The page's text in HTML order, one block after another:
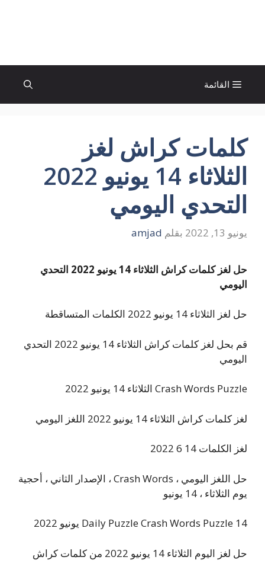
القائمة
كلمات كراش لغز
الثلاثاء 14 يونيو 2022
التحدي اليومي
يونيو 13, 2022 بقلم amjad
حل لغز كلمات كراش الثلاثاء 14 يونيو 2022 التحدي
اليومي
حل لغز الثلاثاء 14 يونيو 2022 الكلمات المتساقطة
قم بحل لغز كلمات كراش الثلاثاء 14 يونيو 2022 التحدي
اليومي
Crash Words Puzzle الثلاثاء 14 يونيو 2022
لغز كلمات كراش الثلاثاء 14 يونيو 2022 اللغز اليومي
لغز الكلمات 14 6 2022
حل اللغز اليومي ، Crash Words ، الإصدار الثاني ، أحجية
يوم الثلاثاء ، 14 يونيو
Daily Puzzle Crash Words Puzzle 14 يونيو 2022
حل لغز اليوم الثلاثاء 14 يونيو 2022 من كلمات كراش